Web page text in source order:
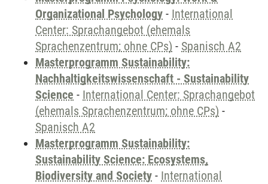
Organizational Psychology - International
Center: Sprachangebot (ehemals
Sprachenzentrum; ohne CPs) - Spanisch A2
Masterprogramm Sustainability:
Nachhaltigkeitswissenschaft - Sustainability
Science - International Center: Sprachangebot
(ehemals Sprachenzentrum; ohne CPs) -
Spanisch A2
Masterprogramm Sustainability:
Sustainability Science: Ecosystems,
Biodiversity and Society - International